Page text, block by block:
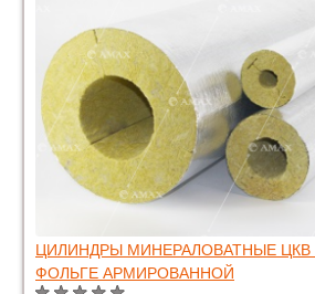
ЦИЛИНДРЫ МИНЕРАЛОВАТНЫЕ ЦКВ
ФОЛЬГЕ АРМИРОВАННОЙ